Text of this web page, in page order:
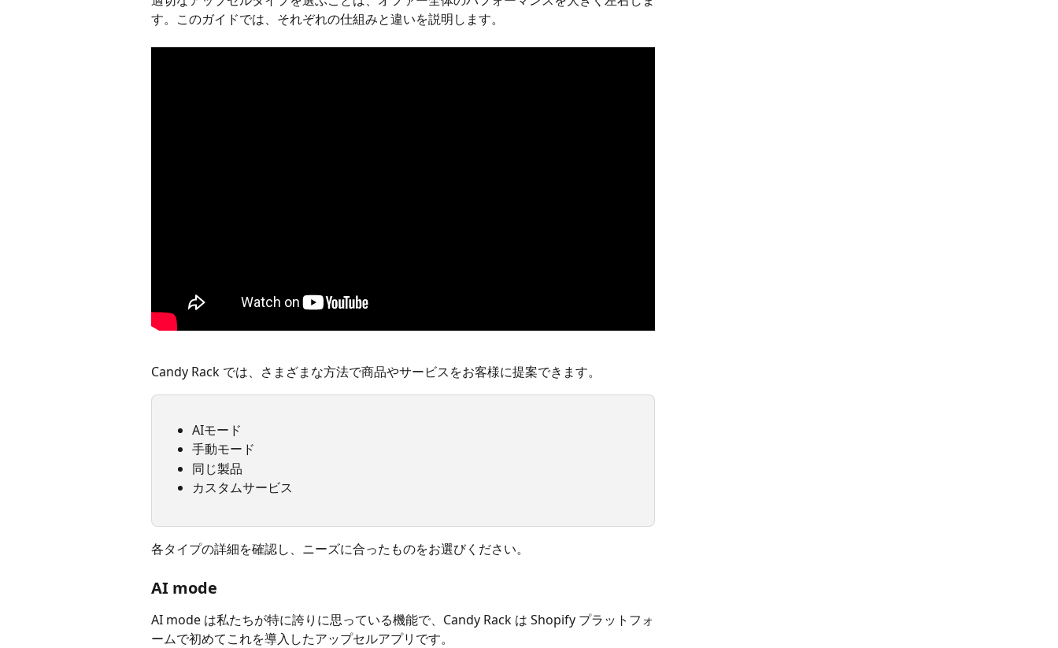
す。このガイドでは、それぞれの仕組みと違いを説明します。
Candy Rack では、さまざまな方法で商品やサービスをお客様に提案できます。
AIモード
手動モード
同じ製品
カスタムサービス
各タイプの詳細を確認し、ニーズに合ったものをお選びください。
AI mode
AI mode は私たちが特に誇りに思っている機能で、Candy Rack は Shopify プラットフォ
ームで初めてこれを導入したアップセルアプリです。